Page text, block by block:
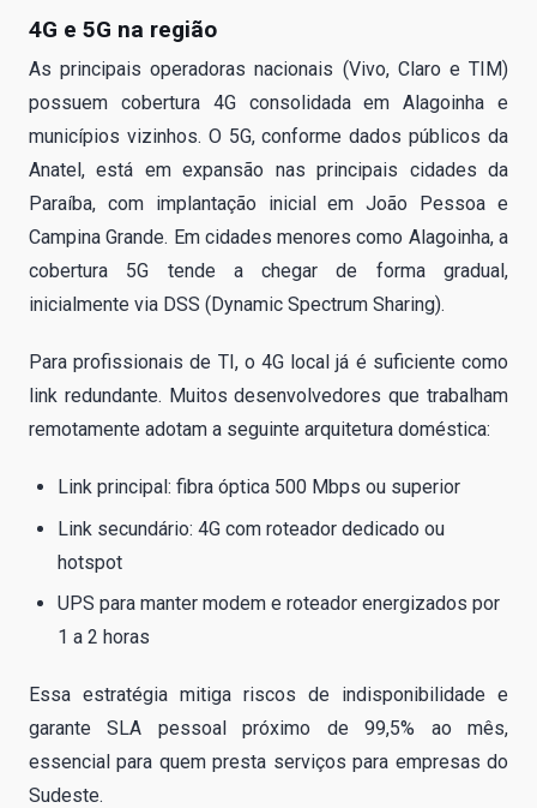
4G e 5G na região
As principais operadoras nacionais (Vivo, Claro e TIM)
possuem cobertura 4G consolidada em Alagoinha e
municípios vizinhos. O 5G, conforme dados públicos da
Anatel, está em expansão nas principais cidades da
Paraíba, com implantação inicial em João Pessoa e
Campina Grande. Em cidades menores como Alagoinha, a
cobertura 5G tende a chegar de forma gradual,
inicialmente via DSS (Dynamic Spectrum Sharing).
Para profissionais de TI, o 4G local já é suficiente como
link redundante. Muitos desenvolvedores que trabalham
remotamente adotam a seguinte arquitetura doméstica:
Link principal: fibra óptica 500 Mbps ou superior
Link secundário: 4G com roteador dedicado ou
hotspot
UPS para manter modem e roteador energizados por
1 a 2 horas
Essa estratégia mitiga riscos de indisponibilidade e
garante SLA pessoal próximo de 99,5% ao mês,
essencial para quem presta serviços para empresas do
Sudeste.